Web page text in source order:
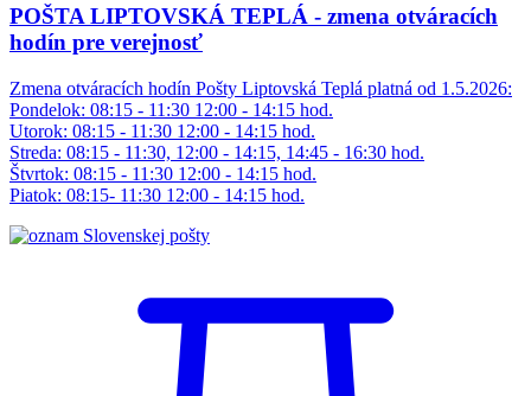
POŠTA LIPTOVSKÁ TEPLÁ - zmena otváracích
hodín pre verejnosť
Zmena otváracích hodín Pošty Liptovská Teplá platná od 1.5.2026:
Pondelok: 08:15 - 11:30 12:00 - 14:15 hod.
Utorok: 08:15 - 11:30 12:00 - 14:15 hod.
Streda: 08:15 - 11:30, 12:00 - 14:15, 14:45 - 16:30 hod.
Štvrtok: 08:15 - 11:30 12:00 - 14:15 hod.
Piatok: 08:15- 11:30 12:00 - 14:15 hod.